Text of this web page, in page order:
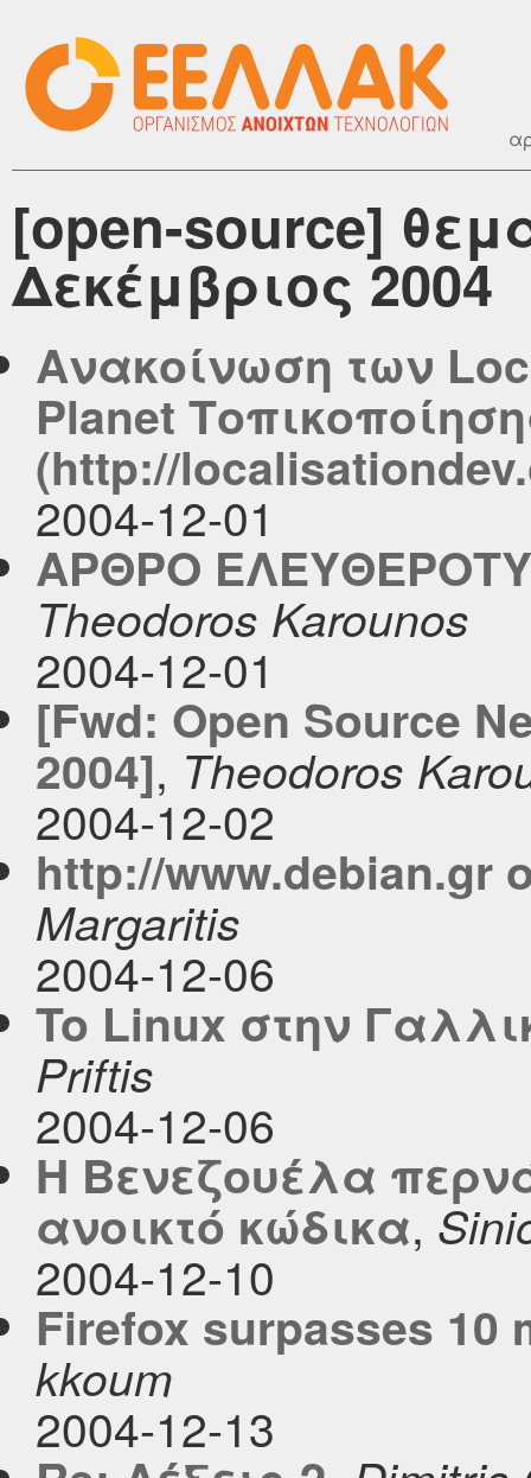
[open-source]
Δεκέμβριος 2004
Ανακοίνωση των
Planet
(http://
2004-12-01
ΑΡΘΡΟ
Theodoros Karounos
2004-12-01
[Fwd: Open Source
2004], Theodoros
2004-12-02
http://www.debian.gr
Margaritis
2004-12-06
To Linux στην
Priftis
2004-12-06
Η Βενεζουέλα
ανοικτό κώδικα,
2004-12-10
Firefox surpasses 10
kkoum
2004-12-13